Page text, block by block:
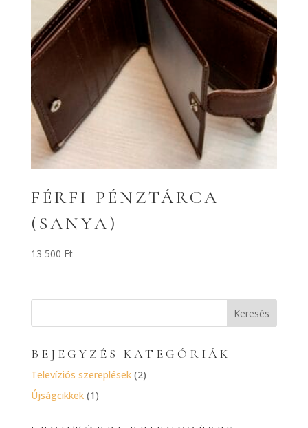
FÉRFI PÉNZTÁRCA
(SANYA)
13 500 Ft
BEJEGYZÉS KATEGÓRIÁK
Televíziós szereplések(2)
Újságcikkek(1)